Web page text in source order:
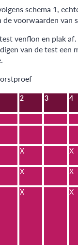
schema 1,
voorwaarden
venflon en plak af.
van de test een
2 3 4
X X
X X
X X